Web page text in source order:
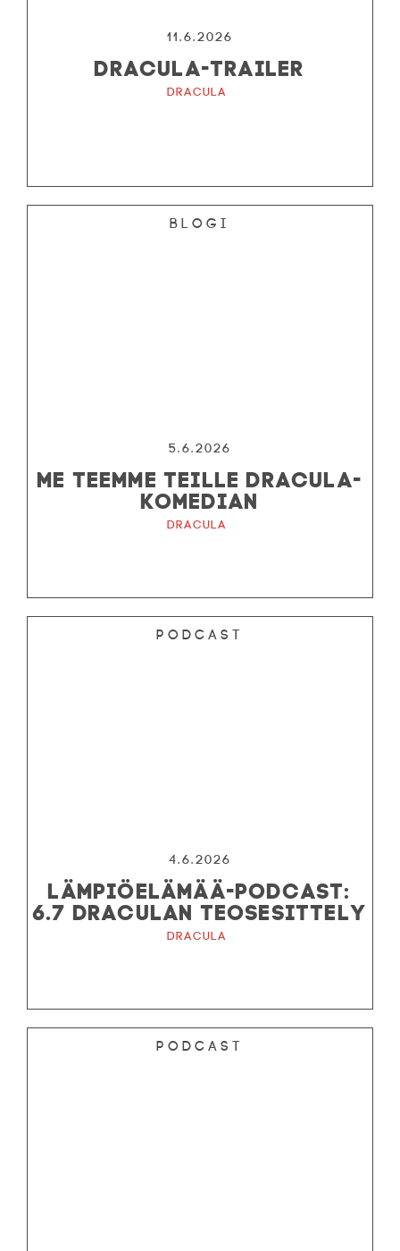
11.6.2026
DRACULA-TRAILER
Dracula
Blogi
5.6.2026
ME TEEMME TEILLE DRACULA-
KOMEDIAN
Dracula
Podcast
4.6.2026
LÄMPIÖELÄMÄÄ-PODCAST:
6.7 DRACULAN TEOSESITTELY
Dracula
Podcast